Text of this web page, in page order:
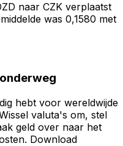
naar CZK verplaatst
was 0,1580 met
hebt voor wereldwijde
valuta's om, stel
geld over naar het
Download